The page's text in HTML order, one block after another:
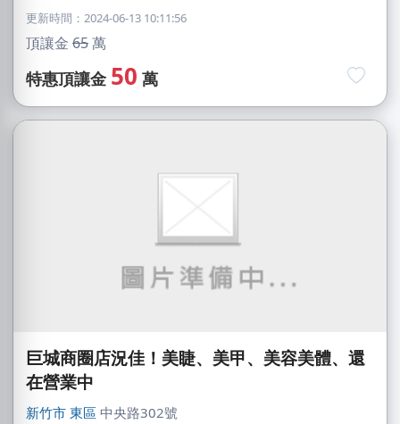
更新時間：2024-06-13 10:11:56
頂讓金 65萬
特惠頂讓金 50 萬
巨城商圈店況佳！美睫、美甲、美容美體、還
在營業中
新竹市 東區 中央路302號